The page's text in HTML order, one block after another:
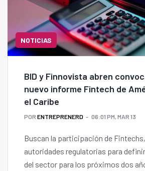
NOTICIAS
BID y Finnovista abren
nuevo informe Fintech de
el Caribe
POR ENTREPRENERD 06:01 PM, MAR 13
Buscan la participación de
autoridades regulatorias para
del sector para los próximos dos